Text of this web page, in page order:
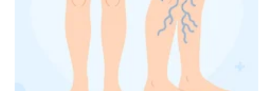
종 억제산화스트레스 감소따라서 올바른 음식 선택이 하지정맥류의 예방과 증
상 완화에 효과적입니다.🍇 2. 하지정맥류에 좋은 음식 BEST 7✅ 1️⃣ 베리류
(블루베리, 라즈베리, 아사이베리 등)베리류는 항산화 물질인 안토시아닌이 풍
부해 다음의 효과가 있습니다.혈관..